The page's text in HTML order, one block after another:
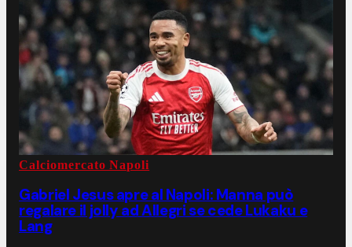
Calciomercato Napoli
Gabriel Jesus apre al Napoli: Manna può
regalare il jolly ad Allegri se cede Lukaku e
Lang